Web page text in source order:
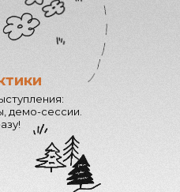
демо-сессии.